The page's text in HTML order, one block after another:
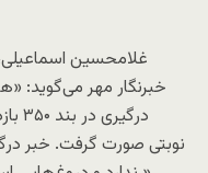
غلامحسین
خبرنگار مهر می‌گوید:
نوبتی صورت گرفت. خبر